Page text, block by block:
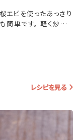
エビを使ったあっさり
単です。 軽く炒った
レシピを見る